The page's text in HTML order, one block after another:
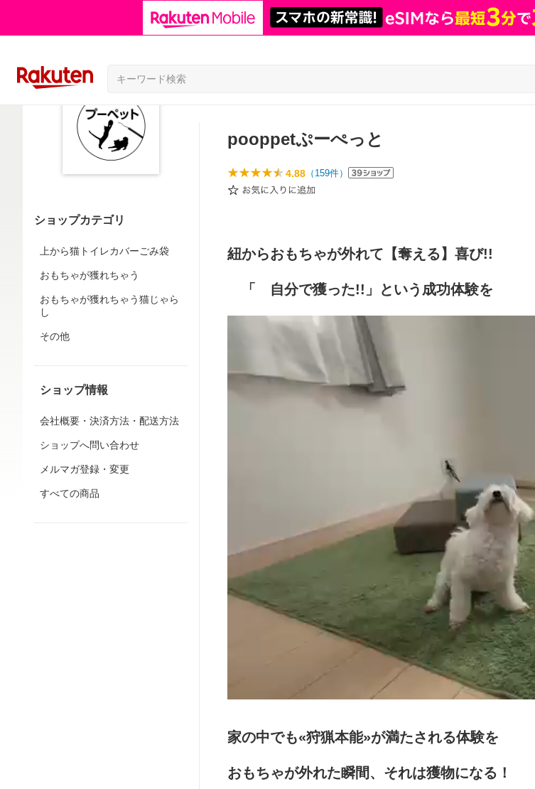
ショップカテゴリ
上から猫トイレカバーごみ袋
おもちゃが獲れちゃう
おもちゃが獲れちゃう猫じゃら
し
その他
ショップ情報
会社概要・決済方法・配送方法
ショップへ問い合わせ
メルマガ登録・変更
すべての商品
pooppetぷーぺっと
4.88 （ 159件）
紐からおもちゃが外れて【奪える】喜び!!
「 自分で獲った!!」という成功体験を
家の中でも«狩猟本能»が満たされる体験を
おもちゃが外れた瞬間、それは獲物になる！